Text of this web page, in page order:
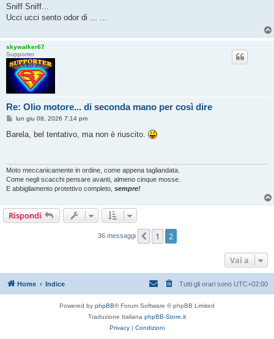
s
a
o
Sniff Sniff...
Ucci ucci sento odor di ... ...
skywalker67
Supporter
Re: Olio motore... di seconda mano per così dire
M
s
i
lun giu 08, 2026 7:14 pm
Barela, bel tentativo, ma non è riuscito.
Moto meccanicamente in ordine, come appena tagliandata.
Come negli scacchi pensare avanti, almeno cinque mosse.
E abbigliamento protettivo completo, sempre!
Rispondi
36 messaggi Precedente
1 2
Vai a
Home Indice Tutti gli orari sono UTC+02:00
Powered by phpBB® Forum Software © phpBB Limited
Traduzione Italiana phpBB-Store.it
Privacy | Condizioni